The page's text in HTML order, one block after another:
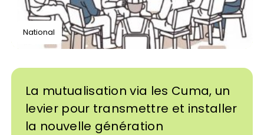
National
La mutualisation via les Cuma, un
levier pour transmettre et installer
la nouvelle génération